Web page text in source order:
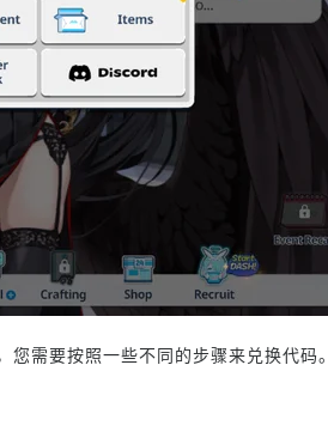
需要按照一些不同的步骤来兑换代码。